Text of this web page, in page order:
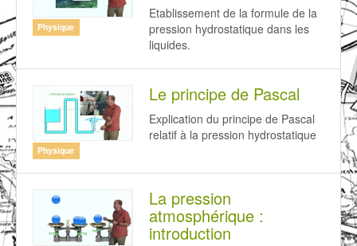
tag
“pascal”
Physique
Etablissement de la formule de la
pression hydrostatique dans les
liquides.
Physique
Le principe de Pascal
Explication du principe de Pascal
relatif à la pression hydrostatique
La pression
atmosphérique :
introduction